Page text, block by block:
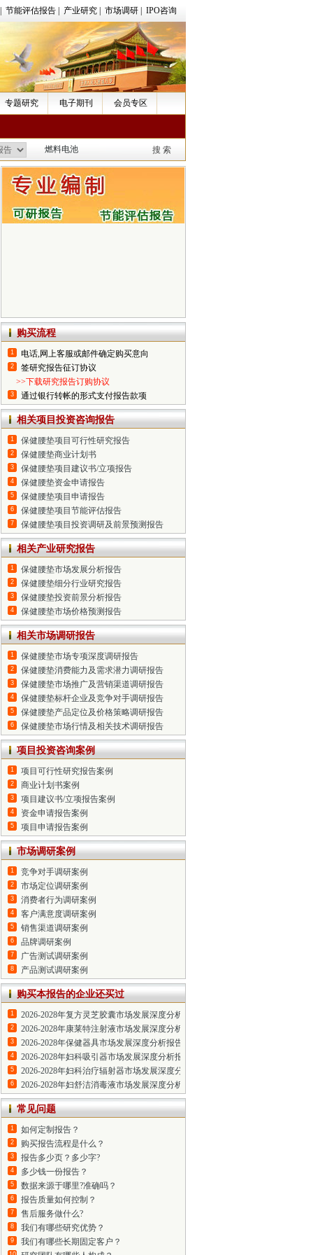
节能评估报告 产业研究 市场调研 IPO咨询
专题研究 电子期刊 会员专区
购买流程
1 电话,网上客服或邮件确定购买意向
2
签研究报告征订协议
>>下载研究报告订购协议
3 通过银行转帐的形式支付报告款项
相关项目投资咨询报告
1 保健腰垫项目可行性研究报告
2 保健腰垫商业计划书
3 保健腰垫项目建议书/立项报告
4 保健腰垫资金申请报告
5 保健腰垫项目申请报告
6 保健腰垫项目节能评估报告
7 保健腰垫项目投资调研及前景预测报告
相关产业研究报告
1 保健腰垫市场发展分析报告
2 保健腰垫细分行业研究报告
3 保健腰垫投资前景分析报告
4 保健腰垫市场价格预测报告
相关市场调研报告
1 保健腰垫市场专项深度调研报告
2 保健腰垫消费能力及需求潜力调研报告
3 保健腰垫市场推广及营销渠道调研报告
4 保健腰垫标杆企业及竞争对手调研报告
5 保健腰垫产品定位及价格策略调研报告
6 保健腰垫市场行情及相关技术调研报告
项目投资咨询案例
1 项目可行性研究报告案例
2 商业计划书案例
3 项目建议书/立项报告案例
4 资金申请报告案例
5 项目申请报告案例
市场调研案例
1 竞争对手调研案例
2 市场定位调研案例
3 消费者行为调研案例
4 客户满意度调研案例
5 销售渠道调研案例
6 品牌调研案例
7 广告测试调研案例
8 产品测试调研案例
购买本报告的企业还买过
1 2026-2028年复方灵芝胶囊市场发展深度分析报告
2 2026-2028年康莱特注射液市场发展深度分析报告
3 2026-2028年保健器具市场发展深度分析报告
4 2026-2028年妇科吸引器市场发展深度分析报告
5 2026-2028年妇科治疗辐射器市场发展深度分析报告
6 2026-2028年妇舒洁消毒液市场发展深度分析报告
常见问题
1 如何定制报告？
2 购买报告流程是什么？
3 报告多少页？多少字?
4 多少钱一份报告？
5 数据来源于哪里?准确吗？
6 报告质量如何控制？
7 售后服务做什么?
8 我们有哪些研究优势？
9 我们有哪些长期固定客户？